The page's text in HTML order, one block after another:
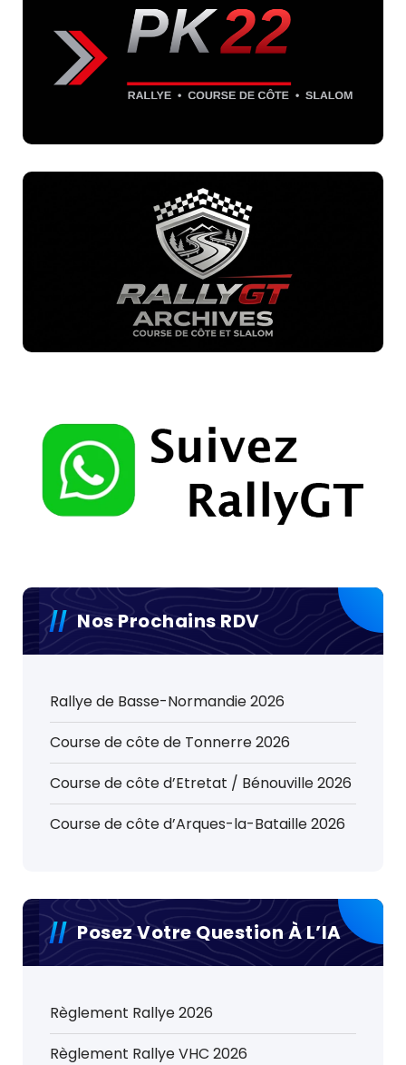
Nos Prochains RDV
Rallye de Basse-Normandie 2026
Course de côte de Tonnerre 2026
Course de côte d’Etretat / Bénouville 2026
Course de côte d’Arques-la-Bataille 2026
Posez Votre Question À L’IA
Règlement Rallye 2026
Règlement Rallye VHC 2026